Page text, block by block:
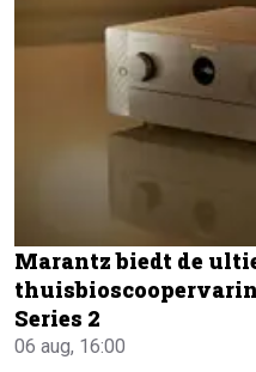
Marantz biedt de
Series 2
06 aug, 16:00